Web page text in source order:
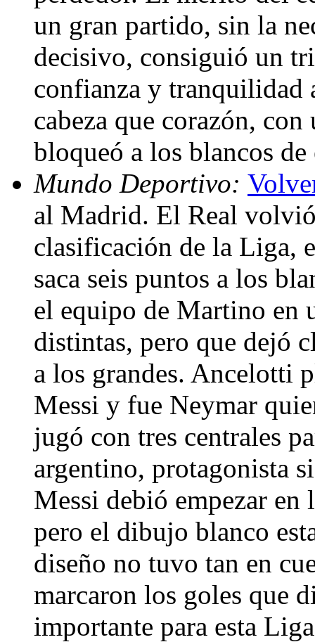
un gran partido, sin la
decisivo, consiguió un
confianza y tranquilidad
cabeza que corazón,
bloqueó a los blancos
Mundo Deportivo:
al Madrid. El Real
clasificación de la Liga,
saca seis puntos a los
el equipo de Martino en
distintas, pero que dejó
a los grandes. Ancelotti
Messi y fue Neymar
jugó con tres centrales
argentino, protagonista
Messi debió empezar en
pero el dibujo blanco
diseño no tuvo tan en
marcaron los goles que
importante para esta